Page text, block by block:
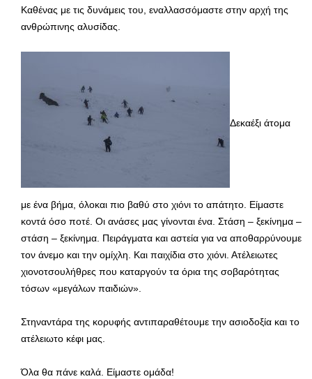
Καθένας με τις δυνάμεις του, εναλλασσόμαστε στην αρχή της
ανθρώπινης αλυσίδας.
Δεκαέξι άτομα
με ένα βήμα, όλοκαι πιο βαθύ στο χιόνι το απάτητο. Είμαστε
κοντά όσο ποτέ. Οι ανάσες μας γίνονται ένα. Στάση – ξεκίνημα –
στάση – ξεκίνημα. Πειράγματα και αστεία για να αποθαρρύνουμε
τον άνεμο και την ομίχλη. Και παιχίδια στο χιόνι. Ατέλειωτες
χιονοτσουλήθρες που καταργούν τα όρια της σοβαρότητας
τόσων «μεγάλων παιδιών».
Στηναντάρα της κορυφής αντιπαραθέτουμε την ασιοδοξία και το
ατέλειωτο κέφι μας.
Όλα θα πάνε καλά. Είμαστε ομάδα!